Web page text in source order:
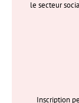
le secteur
Inscription